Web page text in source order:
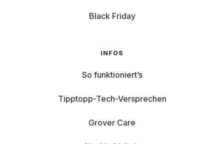
Black Friday
INFOS
So funktioniert’s
Tipptopp-Tech-Versprechen
Grover Care